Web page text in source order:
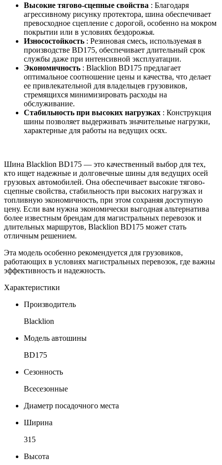
Высокие тягово-сцепные свойства : Благодаря
агрессивному рисунку протектора, шина обеспечивает
превосходное сцепление с дорогой, особенно на мокром
покрытии или в условиях бездорожья.
Износостойкость : Резиновая смесь, используемая в
производстве BD175, обеспечивает длительный срок
службы даже при интенсивной эксплуатации.
Экономичность : Blacklion BD175 предлагает
оптимальное соотношение цены и качества, что делает
ее привлекательной для владельцев грузовиков,
стремящихся минимизировать расходы на
обслуживание.
Стабильность при высоких нагрузках : Конструкция
шины позволяет выдерживать значительные нагрузки,
характерные для работы на ведущих осях.
Шина Blacklion BD175 — это качественный выбор для тех,
кто ищет надежные и долговечные шины для ведущих осей
грузовых автомобилей. Она обеспечивает высокие тягово-
сцепные свойства, стабильность при высоких нагрузках и
топливную экономичность, при этом сохраняя доступную
цену. Если вам нужна экономически выгодная альтернатива
более известным брендам для магистральных перевозок и
длительных маршрутов, Blacklion BD175 может стать
отличным решением.
Эта модель особенно рекомендуется для грузовиков,
работающих в условиях магистральных перевозок, где важны
эффективность и надежность.
Характеристики
Производитель
Blacklion
Модель автошины
BD175
Сезонность
Всесезонные
Диаметр посадочного места
Ширина
315
Высота